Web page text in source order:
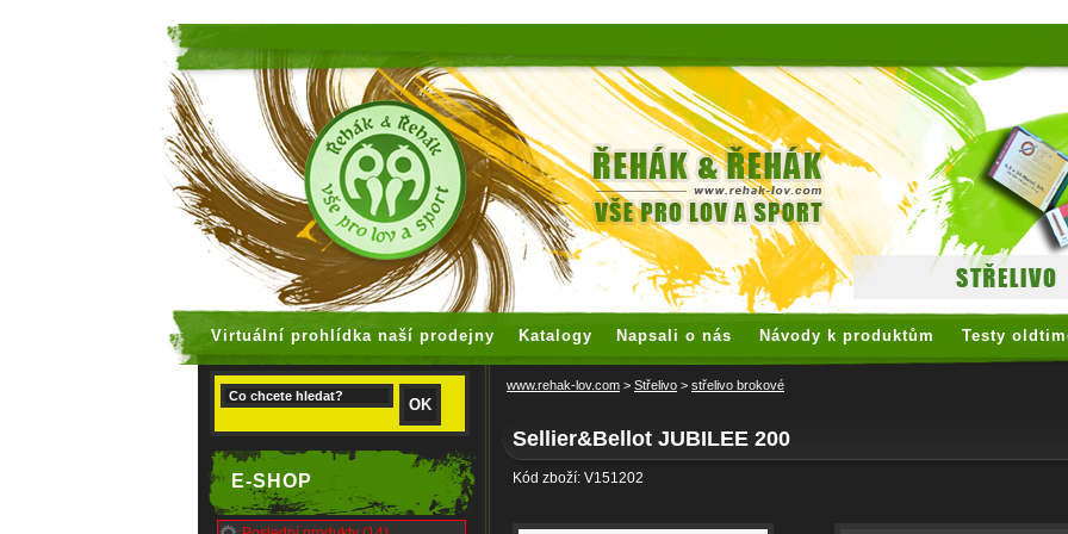
Virtuální prohlídka naší prodejny Katalogy Napsali o nás Návody k produktům Testy
E-SHOP
www.rehak-lov.com > Střelivo > střelivo brokové
Sellier&Bellot JUBILEE 200
Kód zboží: V151202